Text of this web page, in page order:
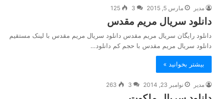
مدیر مارس 5, 2015 3
125
دانلود سریال مریم مقدس
دانلود رایگان سریال مریم مقدس دانلود سریال مریم مقدس با لینک مستقیم
دانلود سریال مریم مقدس با حجم کم دانلود…
بیشتر بخوانید »
مدیر نوامبر 23, 2014 3
263